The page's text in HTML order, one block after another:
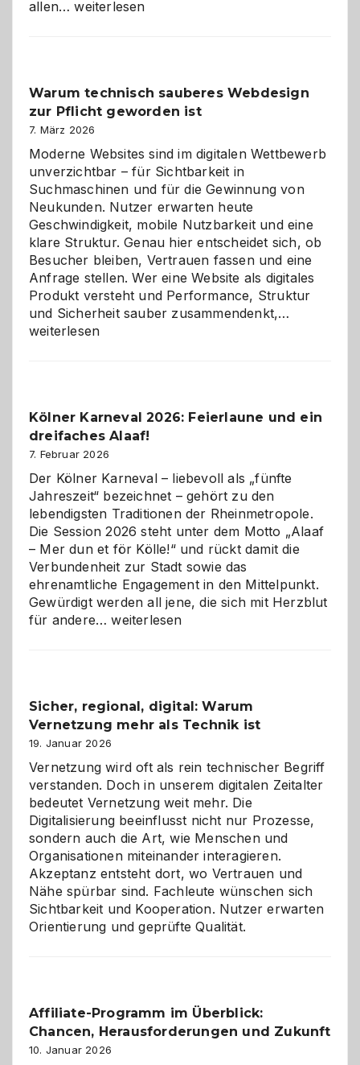
allen…Sudoku
den
Logikrätseln
weiterlesen
Warum technisch sauberes Webdesign
zur Pflicht geworden ist
7. März 2026
Moderne Websites sind im digitalen Wettbewerb
unverzichtbar – für Sichtbarkeit in
Suchmaschinen und für die Gewinnung von
Neukunden. Nutzer erwarten heute
Geschwindigkeit, mobile Nutzbarkeit und eine
klare Struktur. Genau hier entscheidet sich, ob
Besucher bleiben, Vertrauen fassen und eine
Anfrage stellen. Wer eine Website als digitales
Produkt versteht und Performance, Struktur
und Sicherheit sauber zusammendenkt,…
geworden
weiterlesen
Kölner Karneval 2026: Feierlaune und ein
dreifaches Alaaf!
7. Februar 2026
Der Kölner Karneval – liebevoll als „fünfte
Jahreszeit“ bezeichnet – gehört zu den
lebendigsten Traditionen der Rheinmetropole.
Die Session 2026 steht unter dem Motto „Alaaf
– Mer dun et för Kölle!“ und rückt damit die
Verbundenheit zur Stadt sowie das
ehrenamtliche Engagement in den Mittelpunkt.
Gewürdigt werden all jene, die sich mit Herzblut
für andere…Kölner
ein
dreifaches
Alaaf!
weiterlesen
Sicher, regional, digital: Warum
Vernetzung mehr als Technik ist
19. Januar 2026
Vernetzung wird oft als rein technischer Begriff
verstanden. Doch in unserem digitalen Zeitalter
bedeutet Vernetzung weit mehr. Die
Digitalisierung beeinflusst nicht nur Prozesse,
sondern auch die Art, wie Menschen und
Organisationen miteinander interagieren.
Akzeptanz entsteht dort, wo Vertrauen und
Nähe spürbar sind. Fachleute wünschen sich
Sichtbarkeit und Kooperation. Nutzer erwarten
Orientierung und geprüfte Qualität.
Affiliate-Programm im Überblick:
Chancen, Herausforderungen und Zukunft
10. Januar 2026